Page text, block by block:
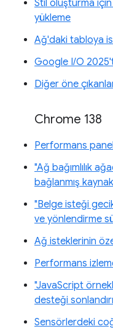
Stil oluşturma için
yükleme
Ağ'daki tabloya
Google I/O
Diğer öne
Chrome 138
Performans
"Ağ bağımlılık
bağlanmış
"Belge isteği
ve yönlendirme
Ağ isteklerinin
Performans
"JavaScript
desteği
Sensörlerdeki